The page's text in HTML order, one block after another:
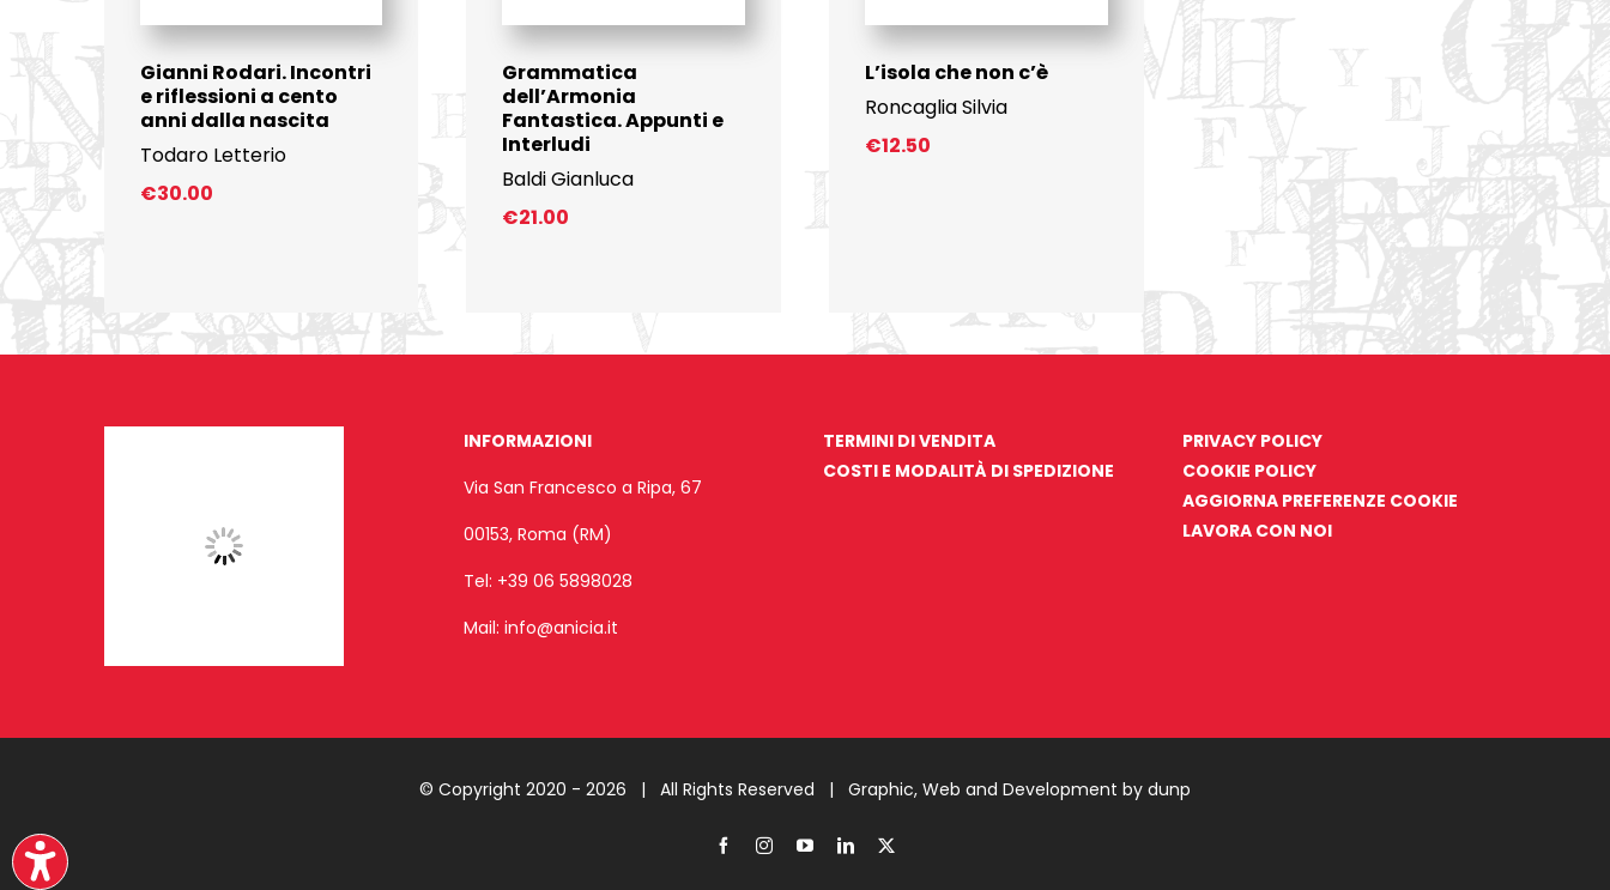
Gianni Rodari. Incontri
e riflessioni a cento
anni dalla nascita
Todaro Letterio
€30.00
Grammatica
dell’Armonia
Fantastica. Appunti e
Interludi
Baldi Gianluca
€21.00
L’isola che non c’è
Roncaglia Silvia
€12.50
INFORMAZIONI
Via San Francesco a Ripa, 67
00153, Roma (RM)
Tel: +39 06 5898028
Mail: info@anicia.it
TERMINI DI VENDITA
COSTI E MODALITÀ DI SPEDIZIONE
PRIVACY POLICY
COOKIE POLICY
AGGIORNA PREFERENZE COOKIE
LAVORA CON NOI
© Copyright 2020 - 2026 | All Rights Reserved | Graphic, Web and Development by dunp
FacebookInstagramYouTubeLinkedIn